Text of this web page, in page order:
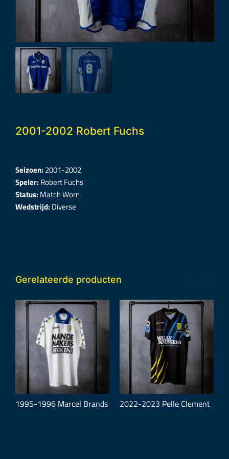
2001-2002 Robert Fuchs
Seizoen: 2001-2002
Speler: Robert Fuchs
Status: Match Worn
Wedstrijd: Diverse
Gerelateerde producten
1995-1996 Marcel Brands 2022-2023 Pelle Clement